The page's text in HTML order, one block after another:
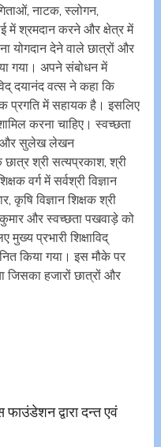
नाटक, स्लोगन,
में श्रमदान करने और क्षेत्र में
योगदान देने वाले छात्रों और
गया। अपने संबोधन में
दयानंद वत्स ने कहा कि
प्रगति में सहायक है। इसलिए
करना चाहिए। स्वच्छता
और सुलेख लेखन
छात्र श्री सत्यप्रकाश, श्री
वर्ग में सर्वश्री विज्ञान
कृषि विज्ञान शिक्षक श्री
और स्वच्छता पखवाड़े को
प्रभारी शिक्षाविद्
किया गया। इस मौके पर
जिसका हजारों छात्रों और
फाउंडेशन द्वारा दन्त एवं